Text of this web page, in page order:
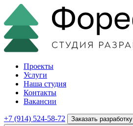
Проекты
Услуги
Наша студия
Контакты
Вакансии
+7 (914) 524-58-72 Заказать разработку